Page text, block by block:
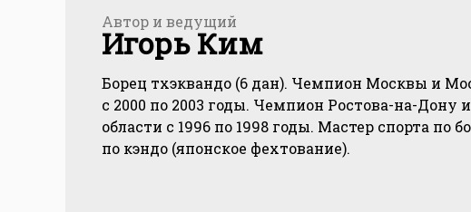
Автор и ведущий
Игорь Ким
Борец тхэквандо (6 дан). Чемпион Москвы и
с 2000 по 2003 годы. Чемпион Ростова-на-Дону
области с 1996 по 1998 годы. Мастер спорта по
по кэндо (японское фехтование).